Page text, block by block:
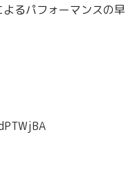
るパフォーマンスの早